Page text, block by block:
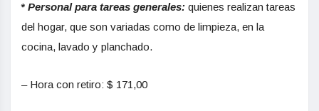
* Personal para tareas generales: quienes realizan tareas
del hogar, que son variadas como de limpieza, en la
cocina, lavado y planchado.
– Hora con retiro: $ 171,00